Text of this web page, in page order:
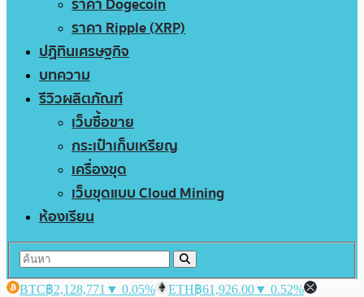
ราคา Ripple (XRP)
ปฏิทินเศรษฐกิจ
บทความ
รีวิวผลิตภัณฑ์
เว็บซื้อขาย
กระเป๋าเก็บเหรียญ
เครื่องขุด
เว็บขุดแบบ Cloud Mining
ห้องเรียน
BTC฿2,128,771 ▼ 0.05% ETH฿61,926.00▼ 0.52%